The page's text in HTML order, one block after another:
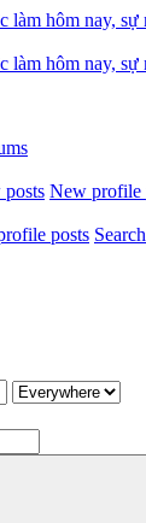
New profile
posts